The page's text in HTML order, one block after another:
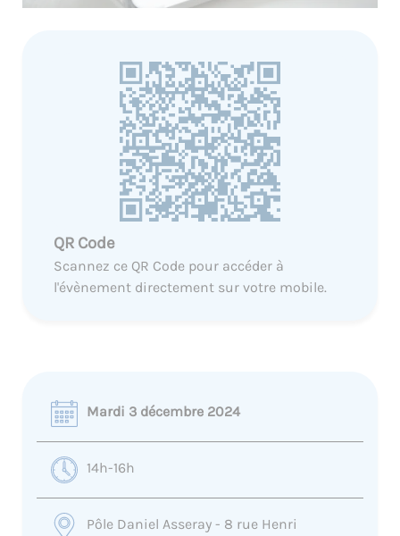
QR Code
Scannez ce QR Code pour accéder à
l'évènement directement sur votre mobile.
Mardi 3 décembre 2024
14h-16h
Pôle Daniel Asseray - 8 rue Henri